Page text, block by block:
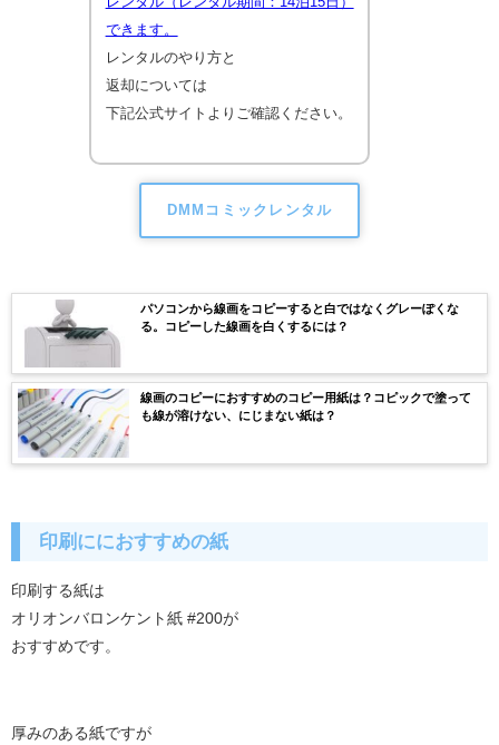
できます。
レンタルのやり方と
返却については
下記公式サイトよりご確認ください。
DMMコミックレンタル
パソコンから線画をコピーすると白ではなくグレーぽくな
る。コピーした線画を白くするには？
線画のコピーにおすすめのコピー用紙は？コピックで塗って
も線が溶けない、にじまない紙は？
印刷ににおすすめの紙
印刷する紙は
オリオンバロンケント紙 #200が
おすすめです。
厚みのある紙ですが